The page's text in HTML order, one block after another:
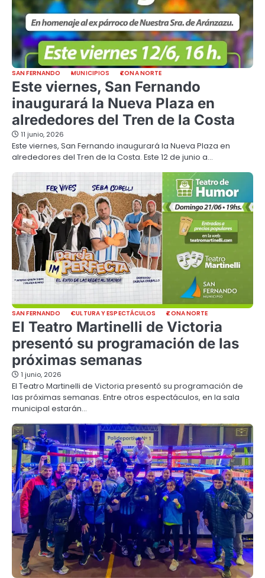
SAN FERNANDO MUNICIPIOS ZONA NORTE
Este viernes, San Fernando
inaugurará la Nueva Plaza en
alrededores del Tren de la Costa
11 junio, 2026
Este viernes, San Fernando inaugurará la Nueva Plaza en
alrededores del Tren de la Costa. Este 12 de junio a…
SAN FERNANDO CULTURA Y ESPECTÁCULOS ZONA NORTE
El Teatro Martinelli de Victoria
presentó su programación de las
próximas semanas
1 junio, 2026
El Teatro Martinelli de Victoria presentó su programación de
las próximas semanas. Entre otros espectáculos, en la sala
municipal estarán…